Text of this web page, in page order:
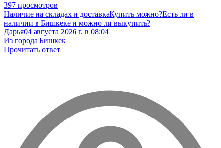
397 просмотров
Наличие на складах и доставкаКупить можно?Есть ли в
наличии в Бишкеке и можно ли выкупить?
Дарья04 августа 2026 г. в 08:04
Из города Бишкек
Прочитать ответ